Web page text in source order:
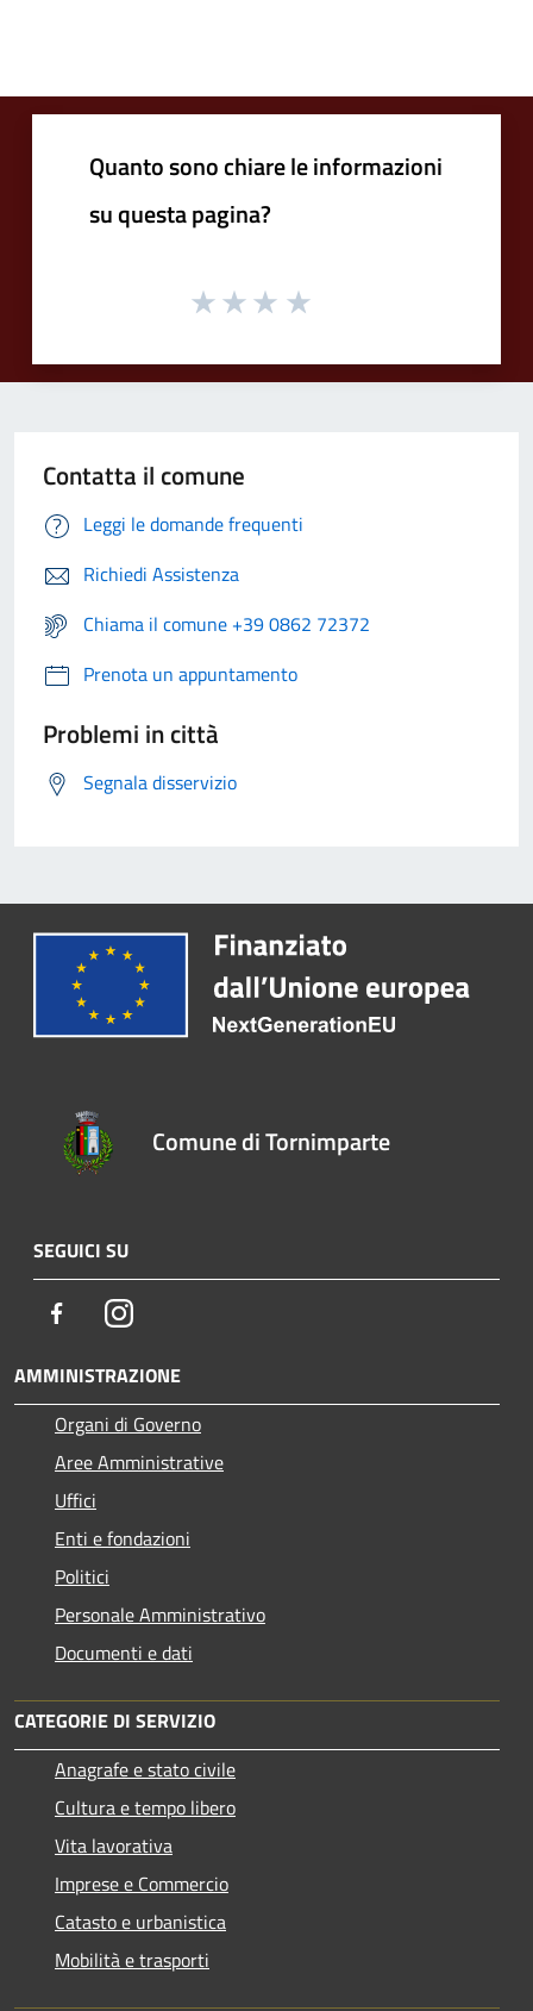
Quanto sono chiare le informazioni
su questa pagina?
Contatta il comune
Leggi le domande frequenti
Richiedi Assistenza
Chiama il comune +39 0862 72372
Prenota un appuntamento
Problemi in città
Segnala disservizio
Comune di Tornimparte
SEGUICI SU
FacebookInstagram
AMMINISTRAZIONE
Organi di Governo
Aree Amministrative
Uffici
Enti e fondazioni
Politici
Personale Amministrativo
Documenti e dati
CATEGORIE DI SERVIZIO
Anagrafe e stato civile
Cultura e tempo libero
Vita lavorativa
Imprese e Commercio
Catasto e urbanistica
Mobilità e trasporti